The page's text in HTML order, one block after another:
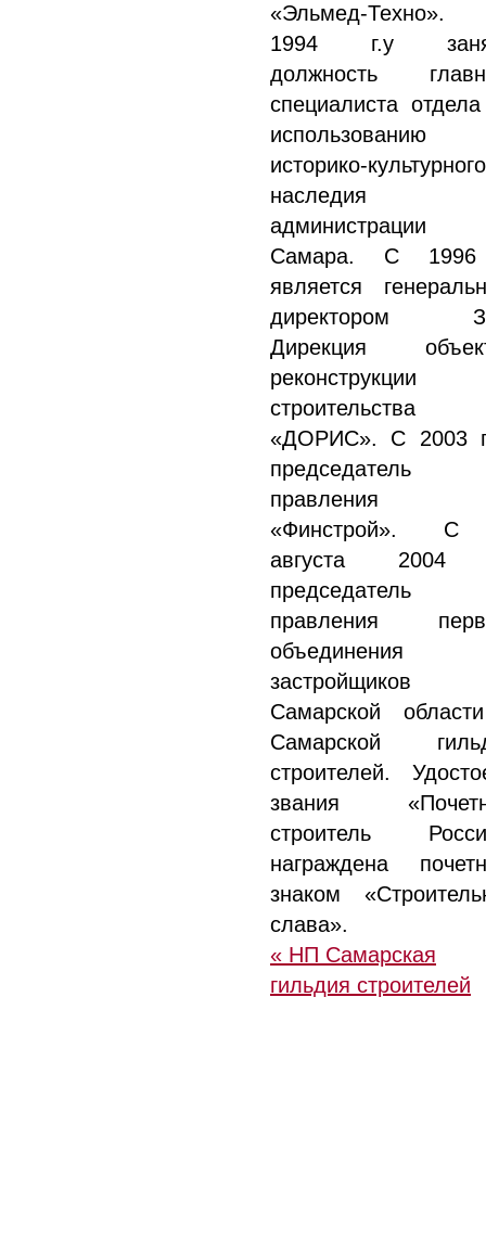
«Эльмед-
1994 г.у
должность
специалиста
использованию
историко-культурного
наследия
Самара. С
является
директором
Дирекция
строительства
«ДОРИС». С 2003
председатель
правления
«Финстрой».
августа 2004
председатель
правления
объединения
застройщиков
Самарской
Самарской
строителей.
звания
строитель
награждена
знаком
слава».
« НП Самарская
гильдия строителей